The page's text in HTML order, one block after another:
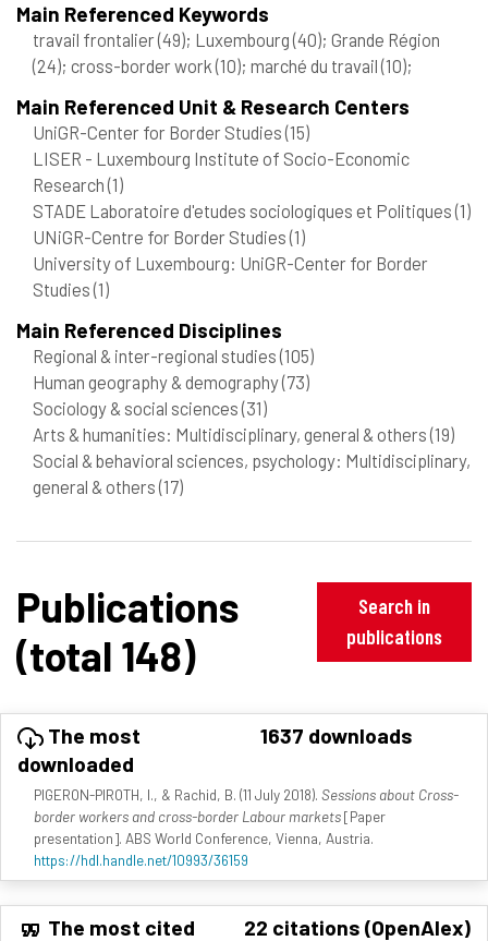
Main Referenced Keywords
travail frontalier(49); Luxembourg(40); Grande Région
(24); cross-border work(10); marché du travail(10);
Main Referenced Unit & Research Centers
UniGR-Center for Border Studies(15)
LISER - Luxembourg Institute of Socio-Economic
Research(1)
STADE Laboratoire d'etudes sociologiques et Politiques(1)
UNiGR-Centre for Border Studies(1)
University of Luxembourg: UniGR-Center for Border
Studies(1)
Main Referenced Disciplines
Regional & inter-regional studies(105)
Human geography & demography(73)
Sociology & social sciences(31)
Arts & humanities: Multidisciplinary, general & others(19)
Social & behavioral sciences, psychology: Multidisciplinary,
general & others(17)
Publications
(total 148)
Search in
publications
The most
downloaded
1637 downloads
PIGERON-PIROTH, I., & Rachid, B. (11 July 2018). Sessions about Cross-
border workers and cross-border Labour markets[Paper
presentation]. ABS World Conference, Vienna, Austria.
https://hdl.handle.net/10993/36159
The most cited 22 citations (OpenAlex)